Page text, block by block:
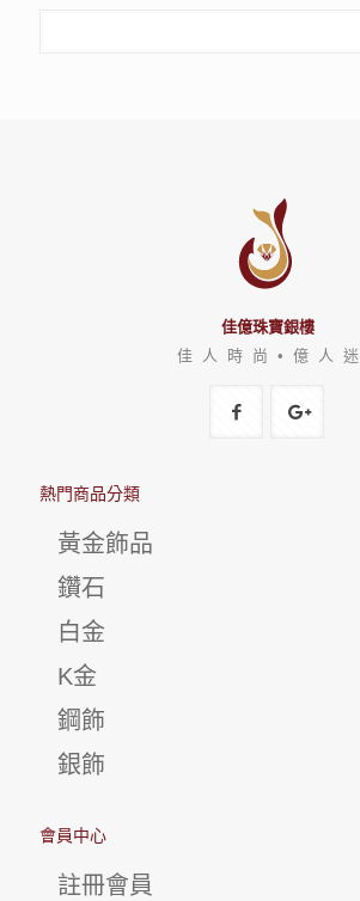
佳億珠寶銀樓
佳 人 時 尚 • 億 人 迷
熱門商品分類
黃金飾品
鑽石
白金
K金
鋼飾
銀飾
會員中心
註冊會員